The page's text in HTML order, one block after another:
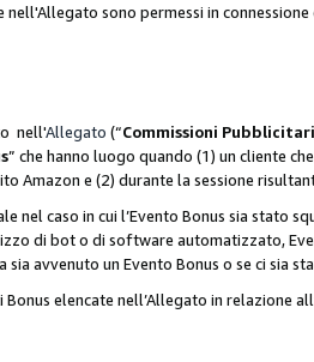
sono permessi in
nell'Allegato (“Commissioni
” che hanno luogo quando (1) un cliente
Amazon e (2) durante la sessione
nel caso in cui l’Evento Bonus sia stato
di bot o di software automatizzato,
avvenuto un Evento Bonus o se ci sia
elencate nell’Allegato in relazione